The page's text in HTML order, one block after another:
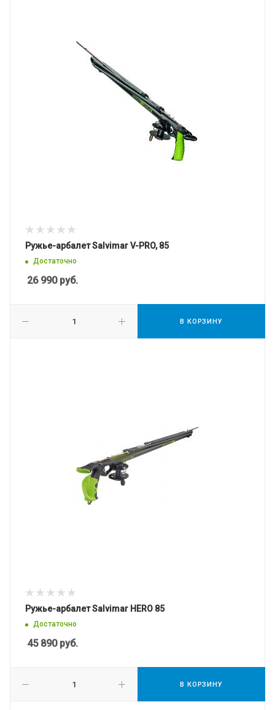
Ружье-арбалет Salvimar V-PRO, 85
Достаточно
26 990руб.
В КОРЗИНУ
Ружье-арбалет Salvimar HERO 85
Достаточно
45 890руб.
В КОРЗИНУ